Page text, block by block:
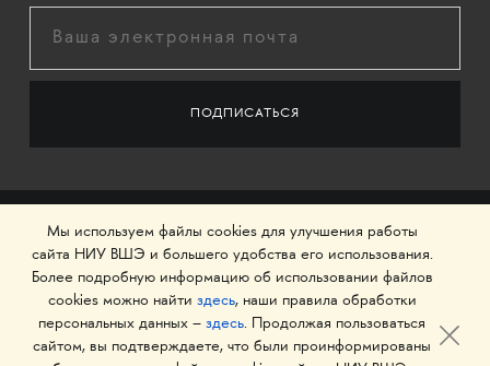
Мы используем файлы cookies для улучшения работы
сайта НИУ ВШЭ и большего удобства его использования.
Более подробную информацию об использовании файлов
cookies можно найти здесь, наши правила обработки
персональных данных – здесь. Продолжая пользоваться
сайтом, вы подтверждаете, что были проинформированы